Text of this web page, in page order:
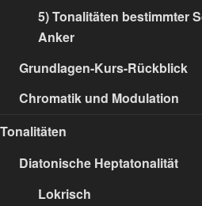
5) Tonalitäten bestimmter
Anker
Grundlagen-Kurs-Rückblick
Chromatik und Modulation
Tonalitäten
Diatonische Heptatonalität
Lokrisch